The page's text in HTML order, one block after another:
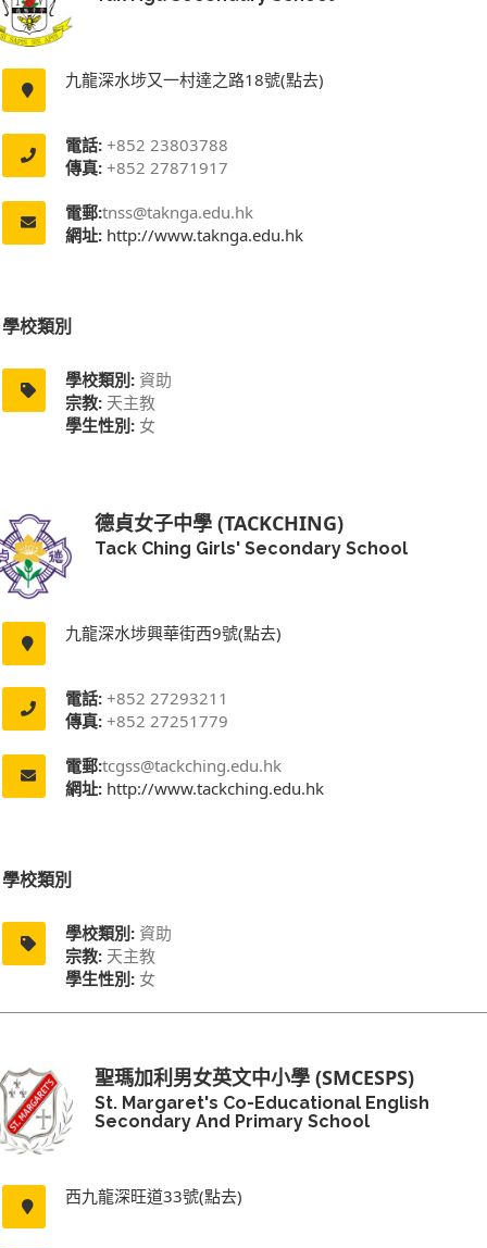
九龍深水埗又一村達之路18號(點去)
電話: +852 23803788
傳真: +852 27871917
電郵:tnss@taknga.edu.hk
網址: http://www.taknga.edu.hk
學校類別
學校類別: 資助
宗教: 天主教
學生性別: 女
德貞女子中學 (TACKCHING)
Tack Ching Girls' Secondary School
九龍深水埗興華街西9號(點去)
電話: +852 27293211
傳真: +852 27251779
電郵:tcgss@tackching.edu.hk
網址: http://www.tackching.edu.hk
學校類別
學校類別: 資助
宗教: 天主教
學生性別: 女
聖瑪加利男女英文中小學 (SMCESPS)
St. Margaret's Co-Educational English
Secondary And Primary School
西九龍深旺道33號(點去)